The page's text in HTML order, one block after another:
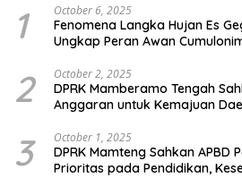
1 October 6, 2025
Fenomena Langka Hujan Es
Ungkap Peran Awan
2 October 2, 2025
DPRK Mamberamo Tengah
Anggaran untuk Kemajuan
3 October 1, 2025
DPRK Mamteng Sahkan APBD
Prioritas pada Pendidikan,